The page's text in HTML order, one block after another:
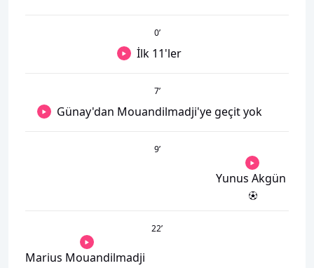
0’
İlk 11'ler
7’
Günay'dan Mouandilmadji'ye geçit yok
9’
Yunus Akgün
22’
Marius Mouandilmadji